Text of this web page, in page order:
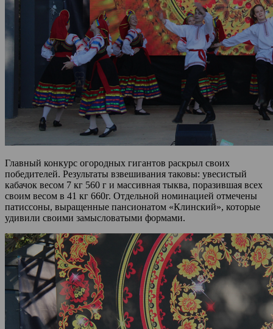
Главный конкурс огородных гигантов раскрыл своих
победителей. Результаты взвешивания таковы: увесистый
кабачок весом 7 кг 560 г и массивная тыква, поразившая всех
своим весом в 41 кг 660г. Отдельной номинацией отмечены
патиссоны, выращенные пансионатом «Клинский», которые
удивили своими замысловатыми формами.